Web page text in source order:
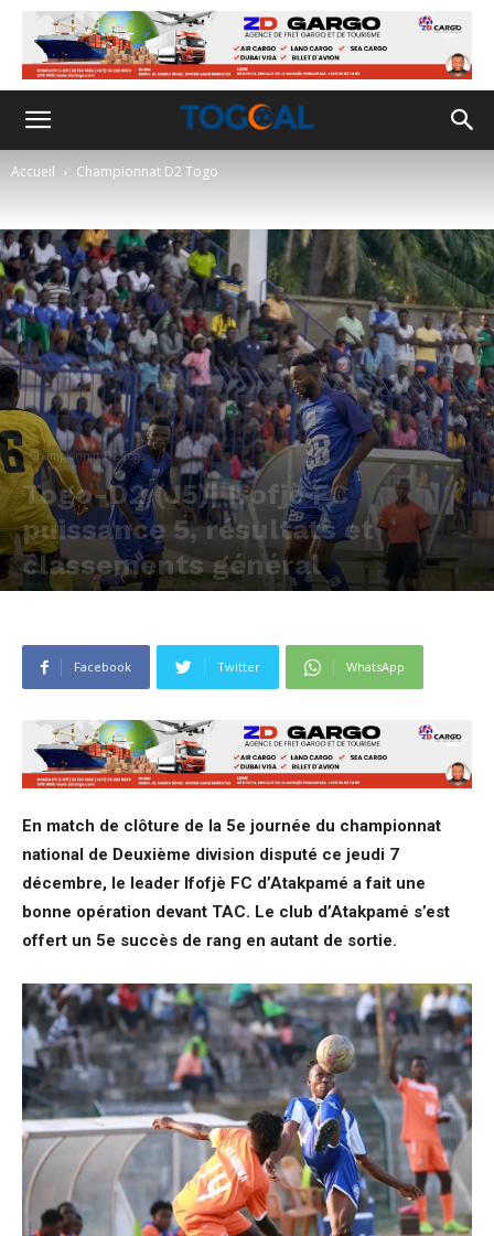
Accueil Championnat D2 Togo
Championnat D2 Togo
Togo-D2 (J5)| Ifofjè FC
puissance 5, résultats et
classements général
Facebook Twitter WhatsApp
En match de clôture de la 5e journée du championnat
national de Deuxième division disputé ce jeudi 7
décembre, le leader Ifofjè FC d’Atakpamé a fait une
bonne opération devant TAC. Le club d’Atakpamé s’est
offert un 5e succès de rang en autant de sortie.